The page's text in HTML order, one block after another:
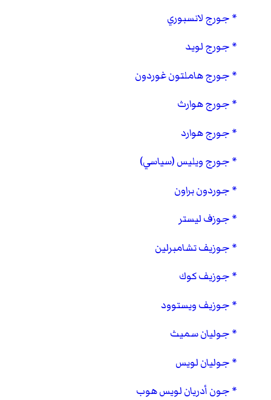
جورج لانسبوري
جورج لويد
جورج هاملتون غوردون
جورج هوارث
جورج هوارد
جورج ويليس (سياسي)
جوردون براون
جوزف ليستر
جوزيف تشامبرلين
جوزيف كوك
جوزيف ويستوود
جوليان سميث
جوليان لويس
جون أدريان لويس هوب